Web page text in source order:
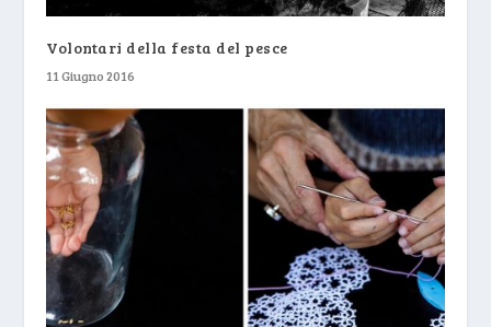
Volontari della festa del pesce
11 Giugno 2016